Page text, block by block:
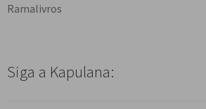
Ramalivros
Siga a Kapulana: